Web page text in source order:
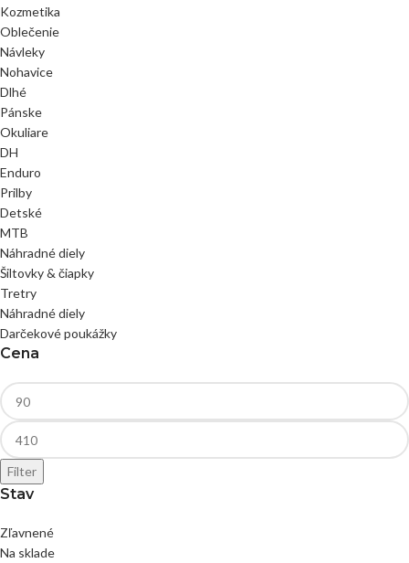
Kozmetika
Oblečenie
Návleky
Nohavice
Dlhé
Pánske
Okuliare
DH
Enduro
Prilby
Detské
MTB
Náhradné diely
Šiltovky & čiapky
Tretry
Náhradné diely
Darčekové poukážky
Cena
Filter
Stav
Zľavnené
Na sklade